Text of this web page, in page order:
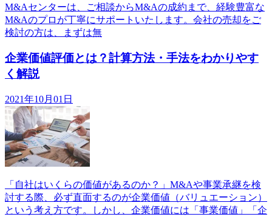
M&Aセンターは、ご相談からM&Aの成約まで、経験豊富な
M&Aのプロが丁寧にサポートいたします。会社の売却をご
検討の方は、まずは無
企業価値評価とは？計算方法・手法をわかりやす
く解説
2021年10月01日
「自社はいくらの価値があるのか？」M&Aや事業承継を検
討する際、必ず直面するのが企業価値（バリュエーション）
という考え方です。しかし、企業価値には「事業価値」「企